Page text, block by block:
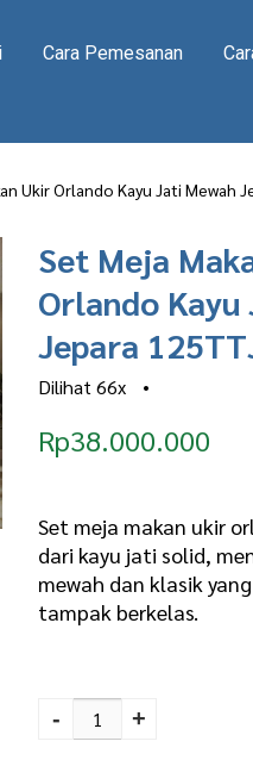
Cara Pemesanan
Ukir Orlando Kayu Jati Mewah
Set Meja
Orlando
Jepara
Dilihat66x •
Rp38.000.000
Set meja makan ukir
dari kayu jati solid,
mewah dan klasik
tampak berkelas.
Orlando Kayu Jati
Mewah Jepara 125TTJ
- +